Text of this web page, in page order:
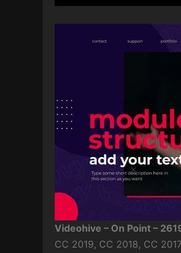
Videohive – On Point –
CC 2019, CC 2018, CC